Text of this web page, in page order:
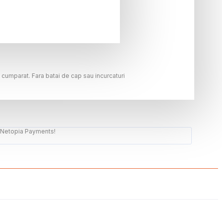
Fara batai de cap sau incurcaturi
Payments!